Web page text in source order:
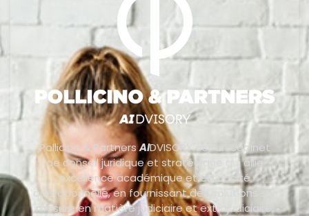
Pollicino & PartnersAIDVISORY est un cabinet
de conseil juridique et stratégique qui allie
excellence académique et efficacité
opérationnelle, en fournissant des solutions sur
mesure en matière judiciaire et extrajudiciaire.